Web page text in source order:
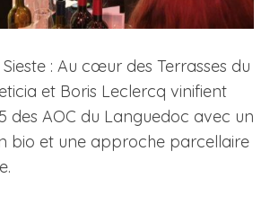
: Au cœur des Terrasses du
et Boris Leclercq vinifient
des AOC du Languedoc avec un
bio et une approche parcellaire